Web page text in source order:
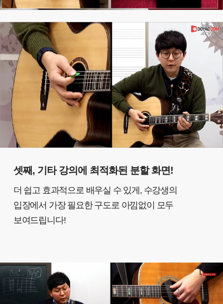
셋째, 기타 강의에 최적화된 분할 화면!
더 쉽고 효과적으로 배우실 수 있게, 수강생의
입장에서 가장 필요한 구도로 아낌없이 모두
보여드립니다!